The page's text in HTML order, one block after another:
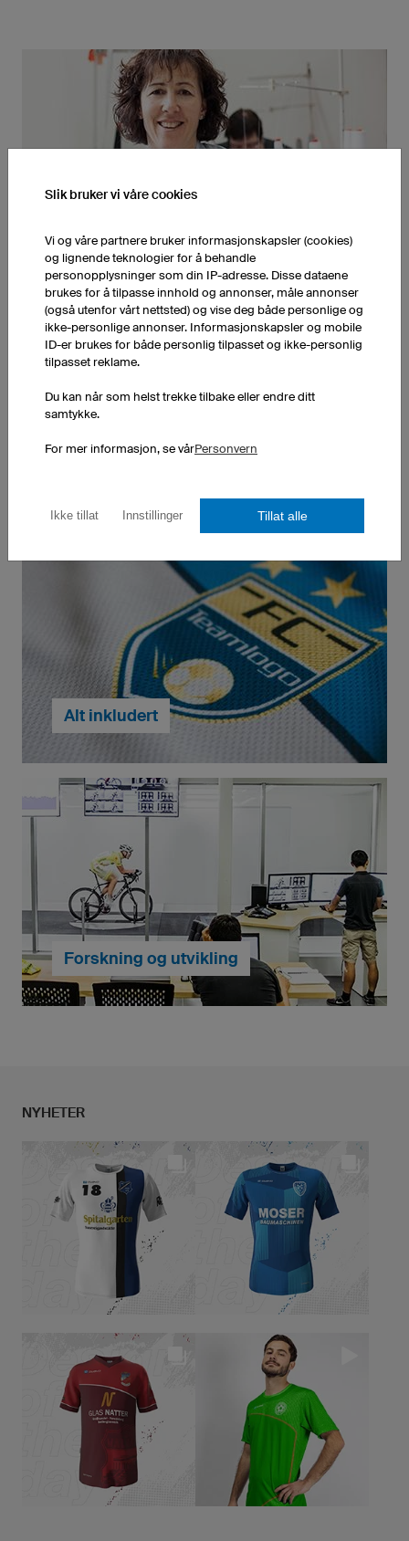
Våre fotballklær blir produsert i Tyskland. Slik kan vi
samtidig gi våre medarbeidere de beste
Det spiller ingen rolle om det er ett stykke eller ti
tusen - du kan bestille hvilket som helst antall fra oss.
Dine sportsklær vil bli levert i tide takket være vår
produksjon i Tyskland.... videre til en eller ti tusen
Alt inkludert
fotballdrakter. Navn, nummer, logoer med flere farger
og lagvåpen, samt bilder kan alt trykkes på skjortene.
Og det beste av alt er at det er inkludert i prisen.
... videre til mitt design
Forskning og utvikling
en kompleks prosess for å støtte våre amatører og
profesjonelle idrettsutøvere i deres prestasjoner på
best mulig måte.
... videre til forskning og utvikling
NYHETER
Slik bruker vi våre cookies
Vi og våre partnere bruker informasjonskapsler (cookies)
og lignende teknologier for å behandle
personopplysninger som din IP-adresse. Disse dataene
brukes for å tilpasse innhold og annonser, måle annonser
(også utenfor vårt nettsted) og vise deg både personlige og
ikke-personlige annonser. Informasjonskapsler og mobile
ID-er brukes for både personlig tilpasset og ikke-personlig
tilpasset reklame.
Du kan når som helst trekke tilbake eller endre ditt
samtykke.
For mer informasjon, se vårPersonvern
Ikke tillat Innstillinger Tillat alle